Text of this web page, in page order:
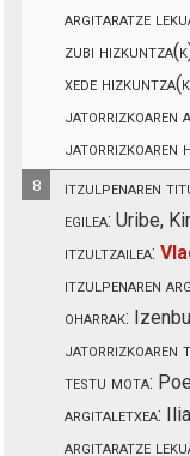
argitaratze
zubi
xede
jatorrizkoaren
jatorrizkoaren
8 itzulpenaren
egilea: Uribe,
itzultzailea:
itzulpenaren
oharrak:
jatorrizkoaren
testu mota:
argitaletxea:
argitaratze